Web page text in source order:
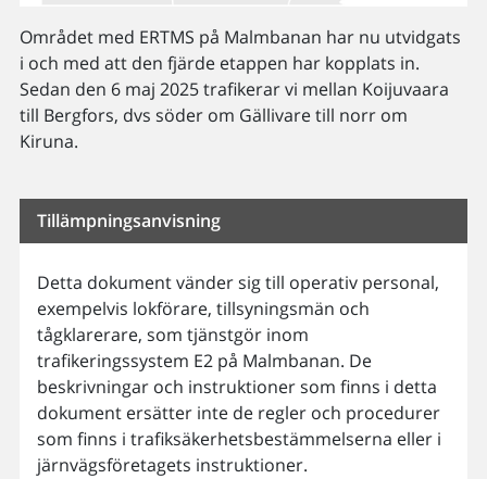
Området med ERTMS på Malmbanan har nu utvidgats
i och med att den fjärde etappen har kopplats in.
Sedan den 6 maj 2025 trafikerar vi mellan Koijuvaara
till Bergfors, dvs söder om Gällivare till norr om
Kiruna.
Tillämpningsanvisning
Detta dokument vänder sig till operativ personal,
exempelvis lokförare, tillsyningsmän och
tågklarerare, som tjänstgör inom
trafikeringssystem E2 på Malmbanan. De
beskrivningar och instruktioner som finns i detta
dokument ersätter inte de regler och procedurer
som finns i trafiksäkerhetsbestämmelserna eller i
järnvägsföretagets instruktioner.